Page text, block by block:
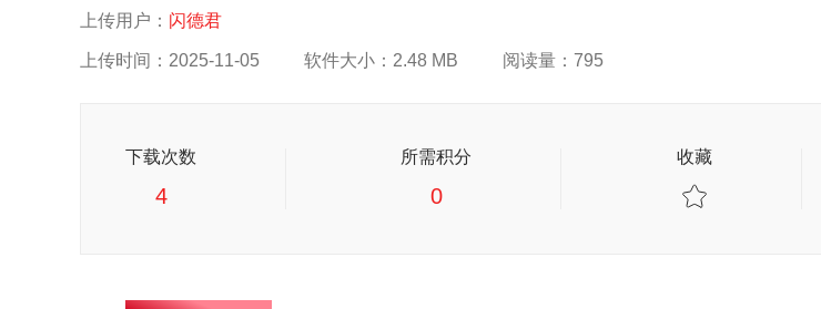
上传用户： 闪德君
上传时间：2025-11-05 软件大小：2.48 MB 阅读量：795
下载次数
4
所需积分
0
收藏